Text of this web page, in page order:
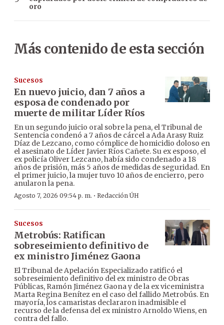
oro
Más contenido de esta sección
Sucesos
En nuevo juicio, dan 7 años a
esposa de condenado por
muerte de militar Líder Ríos
En un segundo juicio oral sobre la pena, el Tribunal de
Sentencia condenó a 7 años de cárcel a Ada Arasy Ruiz
Díaz de Lezcano, como cómplice de homicidio doloso en
el asesinato de Líder Javier Ríos Cañete. Su ex esposo, el
ex policía Oliver Lezcano, había sido condenado a 18
años de prisión, más 5 años de medidas de seguridad. En
el primer juicio, la mujer tuvo 10 años de encierro, pero
anularon la pena.
Agosto 7, 2026 09:54 p. m. · Redacción ÚH
Sucesos
Metrobús: Ratifican
sobreseimiento definitivo de
ex ministro Jiménez Gaona
El Tribunal de Apelación Especializado ratificó el
sobreseimiento definitivo del ex ministro de Obras
Públicas, Ramón Jiménez Gaona y de la ex viceministra
Marta Regina Benítez en el caso del fallido Metrobús. En
mayoría, los camaristas declararon inadmisible el
recurso de la defensa del ex ministro Arnoldo Wiens, en
contra del fallo.